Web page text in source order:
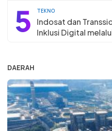
5 TEKNO
Indosat dan
Inklusi Digital
DAERAH